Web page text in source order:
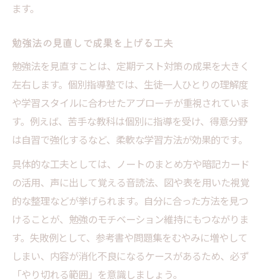
術
勉強法で部活動とテスト前対策を両立させ
る方法
定期テスト対策と部活両立のためのスケジ
ュール例
生徒が実践する部活両立勉強法
テスト前対策と部活動のバランスの取り方
ます。
勉強法の見直しで成果を上げる工夫
勉強法を見直すことは、定期テスト対策の成果を大きく
左右します。個別指導塾では、生徒一人ひとりの理解度
や学習スタイルに合わせたアプローチが重視されていま
す。例えば、苦手な教科は個別に指導を受け、得意分野
は自習で強化するなど、柔軟な学習方法が効果的です。
具体的な工夫としては、ノートのまとめ方や暗記カード
の活用、声に出して覚える音読法、図や表を用いた視覚
的な整理などが挙げられます。自分に合った方法を見つ
けることが、勉強のモチベーション維持にもつながりま
す。失敗例として、参考書や問題集をむやみに増やして
しまい、内容が消化不良になるケースがあるため、必ず
「やり切れる範囲」を意識しましょう。